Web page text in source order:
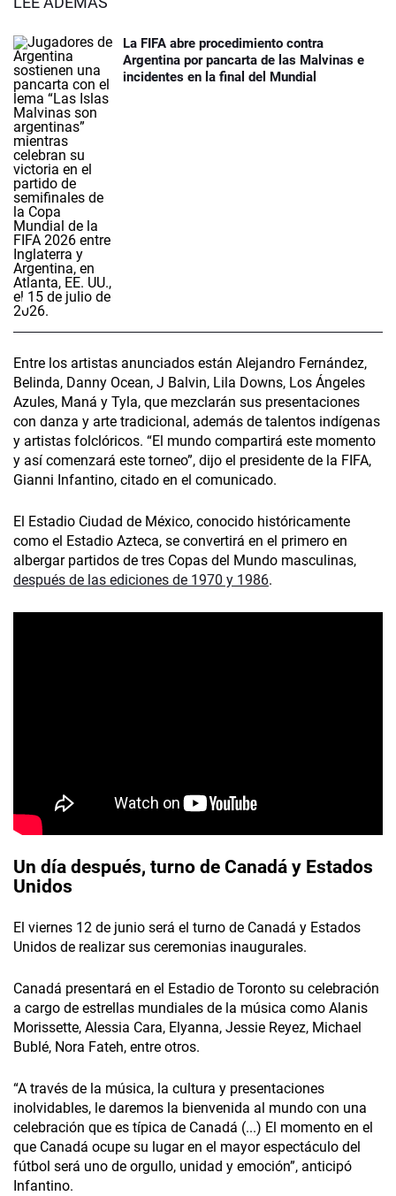
La FIFA abre procedimiento contra
Argentina por pancarta de las Malvinas e
incidentes en la final del Mundial
Entre los artistas anunciados están Alejandro Fernández,
Belinda, Danny Ocean, J Balvin, Lila Downs, Los Ángeles
Azules, Maná y Tyla, que mezclarán sus presentaciones
con danza y arte tradicional, además de talentos indígenas
y artistas folclóricos. “El mundo compartirá este momento
y así comenzará este torneo”, dijo el presidente de la FIFA,
Gianni Infantino, citado en el comunicado.
El Estadio Ciudad de México, conocido históricamente
como el Estadio Azteca, se convertirá en el primero en
albergar partidos de tres Copas del Mundo masculinas,
después de las ediciones de 1970 y 1986.
Un día después, turno de Canadá y Estados
Unidos
El viernes 12 de junio será el turno de Canadá y Estados
Unidos de realizar sus ceremonias inaugurales.
Canadá presentará en el Estadio de Toronto su celebración
a cargo de estrellas mundiales de la música como Alanis
Morissette, Alessia Cara, Elyanna, Jessie Reyez, Michael
Bublé, Nora Fateh, entre otros.
“A través de la música, la cultura y presentaciones
inolvidables, le daremos la bienvenida al mundo con una
celebración que es típica de Canadá (...) El momento en el
que Canadá ocupe su lugar en el mayor espectáculo del
fútbol será uno de orgullo, unidad y emoción”, anticipó
Infantino.